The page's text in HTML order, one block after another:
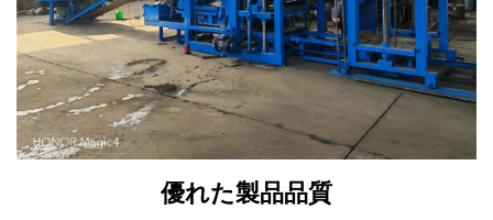
優れた製品品質